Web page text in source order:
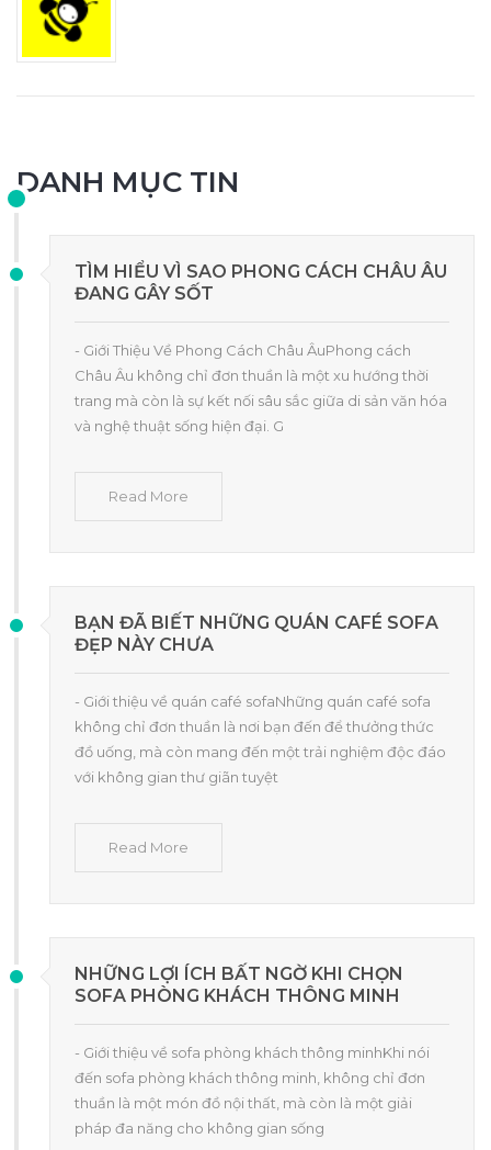
DANH MỤC TIN
TÌM HIỂU VÌ SAO PHONG CÁCH CHÂU ÂU
ĐANG GÂY SỐT
- Giới Thiệu Về Phong Cách Châu ÂuPhong cách
Châu Âu không chỉ đơn thuần là một xu hướng thời
trang mà còn là sự kết nối sâu sắc giữa di sản văn hóa
và nghệ thuật sống hiện đại. G
Read More
BẠN ĐÃ BIẾT NHỮNG QUÁN CAFÉ SOFA
ĐẸP NÀY CHƯA
- Giới thiệu về quán café sofaNhững quán café sofa
không chỉ đơn thuần là nơi bạn đến để thưởng thức
đồ uống, mà còn mang đến một trải nghiệm độc đáo
với không gian thư giãn tuyệt
Read More
NHỮNG LỢI ÍCH BẤT NGỜ KHI CHỌN
SOFA PHÒNG KHÁCH THÔNG MINH
- Giới thiệu về sofa phòng khách thông minhKhi nói
đến sofa phòng khách thông minh, không chỉ đơn
thuần là một món đồ nội thất, mà còn là một giải
pháp đa năng cho không gian sống